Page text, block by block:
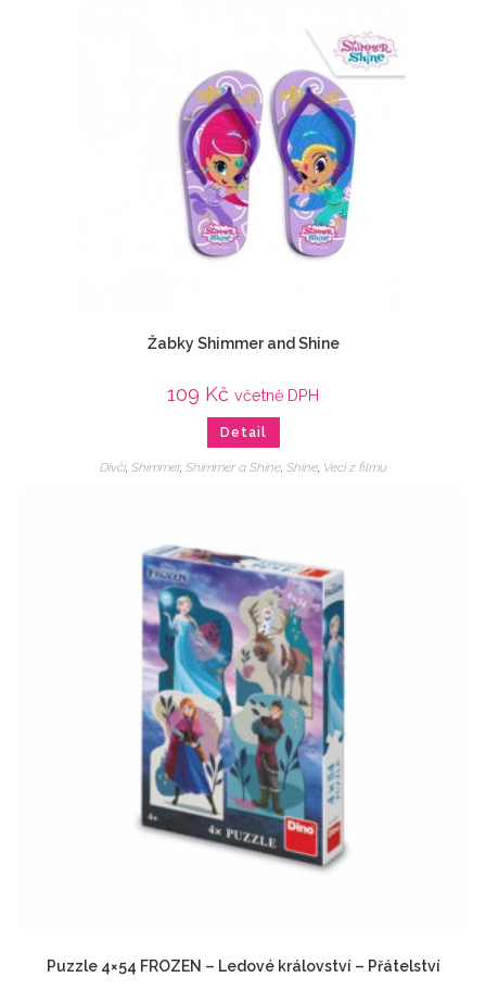
Žabky Shimmer and Shine
109 Kč včetně DPH
Detail
Dívčí, Shimmer, Shimmer a Shine, Shine, Veci z filmu
Puzzle 4×54 FROZEN – Ledové království – Přátelství